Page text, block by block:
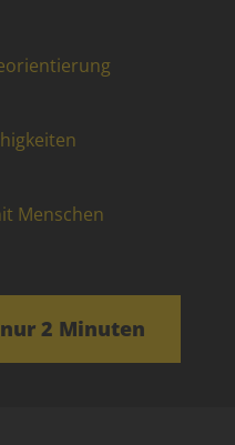
Menschen
2 Minuten